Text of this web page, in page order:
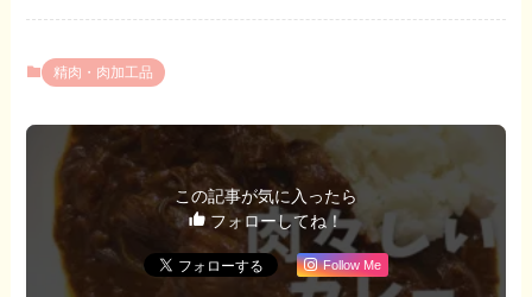
精肉・肉加工品
この記事が気に入ったら
フォローしてね！
Follow Me